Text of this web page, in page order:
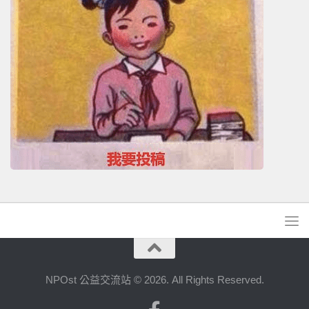
NPOst 公益交流站 © 2026. All Rights Reserved.